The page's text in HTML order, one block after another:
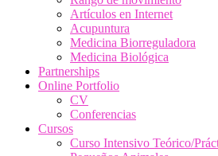
Artículos en Internet
Acupuntura
Medicina Biorreguladora
Medicina Biológica
Partnerships
Online Portfolio
CV
Conferencias
Cursos
Curso Intensivo Teórico/